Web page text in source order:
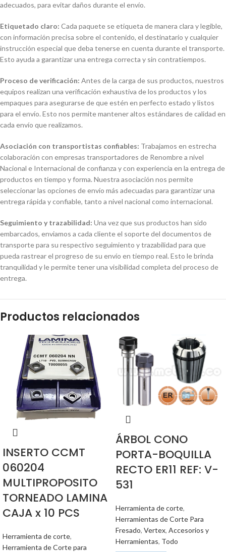
adecuados, para evitar daños durante el envío.
Etiquetado claro: Cada paquete se etiqueta de manera clara y legible,
con información precisa sobre el contenido, el destinatario y cualquier
instrucción especial que deba tenerse en cuenta durante el transporte.
Esto ayuda a garantizar una entrega correcta y sin contratiempos.
Proceso de verificación: Antes de la carga de sus productos, nuestros
equipos realizan una verificación exhaustiva de los productos y los
empaques para asegurarse de que estén en perfecto estado y listos
para el envío. Esto nos permite mantener altos estándares de calidad en
cada envío que realizamos.
Asociación con transportistas confiables: Trabajamos en estrecha
colaboración con empresas transportadores de Renombre a nivel
Nacional e Internacional de confianza y con experiencia en la entrega de
productos en tiempo y forma. Nuestra asociación nos permite
seleccionar las opciones de envío más adecuadas para garantizar una
entrega rápida y confiable, tanto a nivel nacional como internacional.
Seguimiento y trazabilidad: Una vez que sus productos han sido
embarcados, enviamos a cada cliente el soporte del documentos de
transporte para su respectivo seguimiento y trazabilidad para que
pueda rastrear el progreso de su envío en tiempo real. Esto le brinda
tranquilidad y le permite tener una visibilidad completa del proceso de
entrega.
Productos relacionados
INSERTO CCMT
060204
MULTIPROPOSITO
TORNEADO LAMINA
CAJA x 10 PCS
Herramienta de corte,
Herramienta de Corte para
ÁRBOL CONO
PORTA-BOQUILLA
RECTO ER11 REF: V-
531
Herramienta de corte,
Herramientas de Corte Para
Fresado, Vertex, Accesorios y
Herramientas, Todo